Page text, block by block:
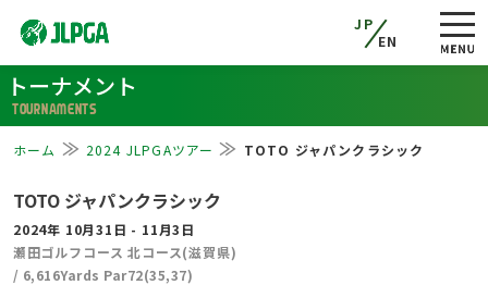
JP
EN
トーナメント
TOURNAMENTS
ホーム 2024 JLPGAツアー TOTO ジャパンクラシック
TOTO ジャパンクラシック
2024年 10月31日 - 11月3日
瀬田ゴルフコース 北コース(滋賀県)
/ 6,616Yards Par72(35,37)